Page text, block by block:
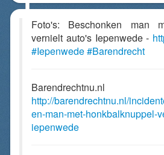
Foto's: Beschonken man
vernielt auto's Iepenwede -
#Iepenwede#Barendrecht
Barendrechtnu.nl
http://barendrechtnu.nl/
en-man-met-honkbalknuppel-
iepenwede